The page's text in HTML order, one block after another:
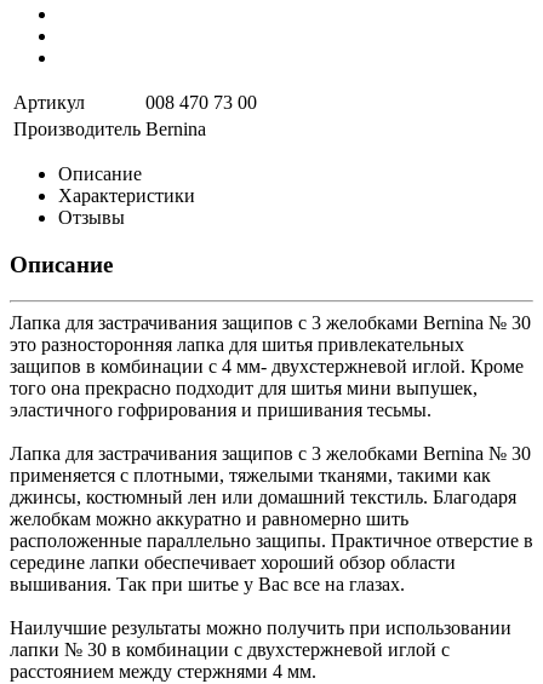
Артикул
008 470 73 00
Производитель Bernina
Описание
Характеристики
Отзывы
Описание
Лапка для застрачивания защипов с 3 желобками Bernina № 30
это разносторонняя лапка для шитья привлекательных
защипов в комбинации с 4 мм- двухстержневой иглой. Кроме
того она прекрасно подходит для шитья мини выпушек,
эластичного гофрирования и пришивания тесьмы.
Лапка для застрачивания защипов с 3 желобками Bernina № 30
применяется с плотными, тяжелыми тканями, такими как
джинсы, костюмный лен или домашний текстиль. Благодаря
желобкам можно аккуратно и равномерно шить
расположенные параллельно защипы. Практичное отверстие в
середине лапки обеспечивает хороший обзор области
вышивания. Так при шитье у Вас все на глазах.
Наилучшие результаты можно получить при использовании
лапки № 30 в комбинации с двухстержневой иглой с
расстоянием между стержнями 4 мм.